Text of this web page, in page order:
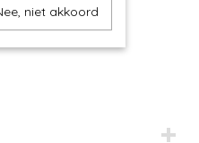
niet akkoord